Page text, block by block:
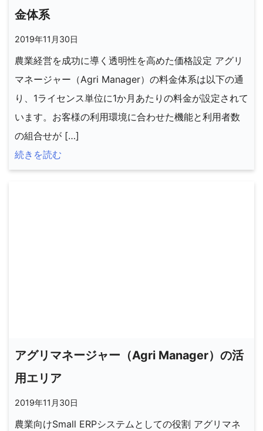
金体系
2019年11月30日
農業経営を成功に導く透明性を高めた価格設定 アグリ
マネージャー（Agri Manager）の料金体系は以下の通
り、1ライセンス単位に1か月あたりの料金が設定されて
います。お客様の利用環境に合わせた機能と利用者数
の組合せが […]
続きを読む
アグリマネージャー（Agri Manager）の活
用エリア
2019年11月30日
農業向けSmall ERPシステムとしての役割 アグリマネ